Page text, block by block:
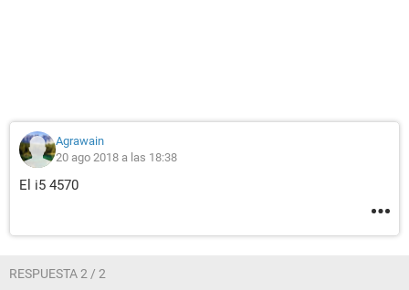
Agrawain
20 ago 2018 a las 18:38
El i5 4570
RESPUESTA 2 / 2